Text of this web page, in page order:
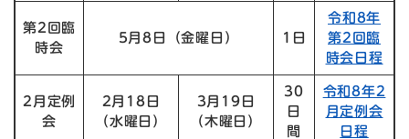
第2回臨
時会
5月8日（金曜日） 1日
令和8年
第2回臨
時会日程
2月定例
会
2月18日
（水曜日）
3月19日
（木曜日）
30
日
間
令和8年2
月定例会
日程